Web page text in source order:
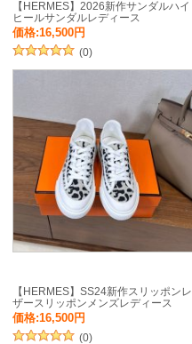
【HERMES】2026新作サンダルハイ
ヒールサンダルレディース
価格:16,500円
(0)
【HERMES】SS24新作スリッポンレ
ザースリッポンメンズレディース
価格:16,500円
(0)